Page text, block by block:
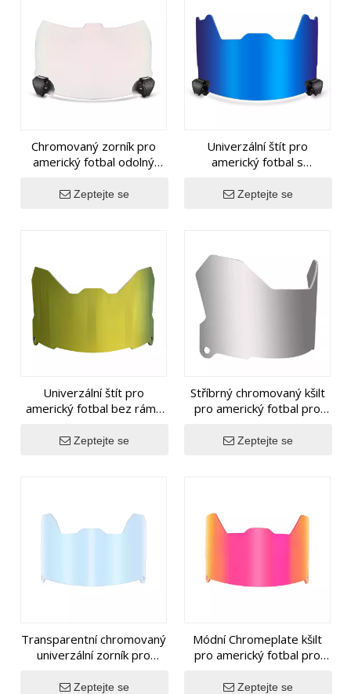
Chromovaný zorník pro
americký fotbal odolný
Zeptejte se
Univerzální štít pro
americký fotbal s
chromovaným povrchem
Zeptejte se
Univerzální štít pro
americký fotbal bez rámu
Zeptejte se
Stříbrný chromovaný kšilt
pro americký fotbal pro
Zeptejte se
Transparentní chromovaný
univerzální zorník pro
Zeptejte se
Módní Chromeplate kšilt
pro americký fotbal pro
Zeptejte se